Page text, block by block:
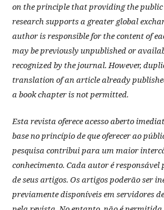
on the principle that providing the public
research supports a greater global
author is responsible for the content of
may be previously unpublished or
recognized by the journal. However,
translation of an article already
a book chapter is not permitted.
Esta revista oferece acesso aberto
base no princípio de que oferecer ao
pesquisa contribui para um maior
conhecimento. Cada autor é responsável
de seus artigos. Os artigos poderão ser
previamente disponíveis em servidores